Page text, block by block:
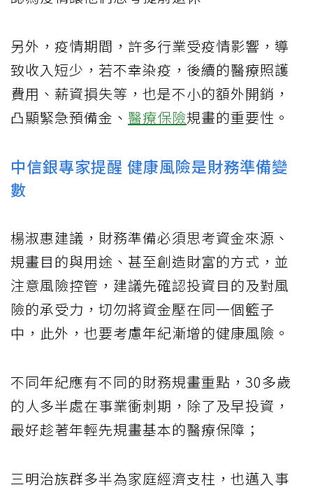
另外，疫情期間，許多行業受疫情影響，導
致收入短少，若不幸染疫，後續的醫療照護
費用、薪資損失等，也是不小的額外開銷，
凸顯緊急預備金、 醫療保險規畫的重要性。
中信銀專家提醒 健康風險是財務準備變
數
楊淑惠建議，財務準備必須思考資金來源、
規畫目的與用途、甚至創造財富的方式，並
注意風險控管，建議先確認投資目的及對風
險的承受力，切勿將資金壓在同一個籃子
中，此外，也要考慮年紀漸增的健康風險。
不同年紀應有不同的財務規畫重點，30多歲
的人多半處在事業衝刺期，除了及早投資，
最好趁著年輕先規畫基本的醫療保障；
三明治族群多半為家庭經濟支柱，也邁入事